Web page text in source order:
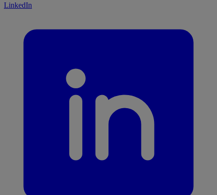
LinkedIn